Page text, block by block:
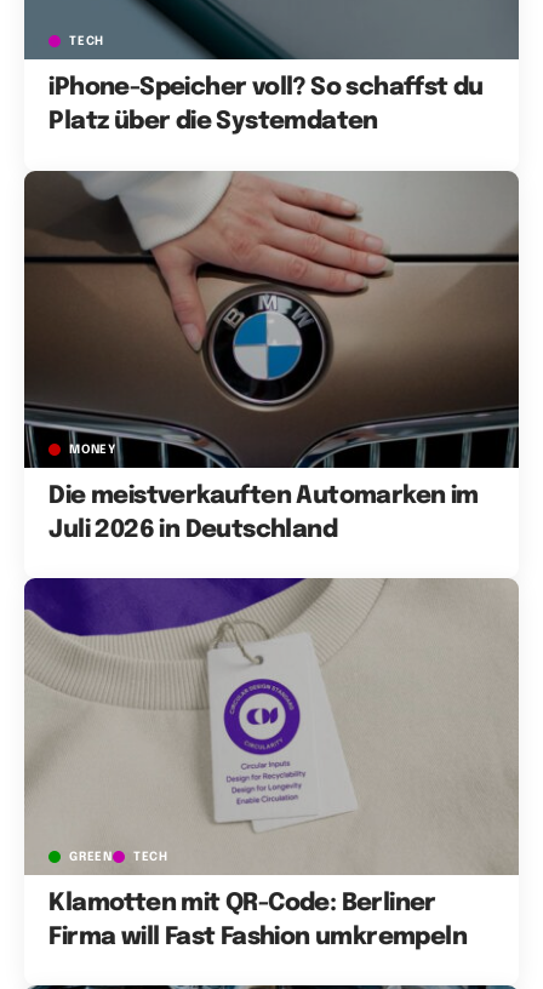
TECH
iPhone-Speicher voll? So schaffst du
Platz über die Systemdaten
MONEY
Die meistverkauften Automarken im
Juli 2026 in Deutschland
GREEN TECH
Klamotten mit QR-Code: Berliner
Firma will Fast Fashion umkrempeln